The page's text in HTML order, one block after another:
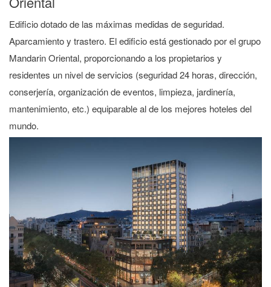
Edificio dotado de las máximas medidas de seguridad.
Aparcamiento y trastero. El edificio está gestionado por el grupo
Mandarin Oriental, proporcionando a los propietarios y
residentes un nivel de servicios (seguridad 24 horas, dirección,
conserjería, organización de eventos, limpieza, jardinería,
mantenimiento, etc.) equiparable al de los mejores hoteles del
mundo.